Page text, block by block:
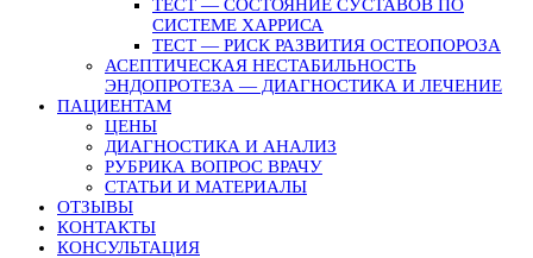
ТЕСТ — СОСТОЯНИЕ СУСТАВОВ ПО
СИСТЕМЕ ХАРРИСА
ТЕСТ — РИСК РАЗВИТИЯ ОСТЕОПОРОЗА
АСЕПТИЧЕСКАЯ НЕСТАБИЛЬНОСТЬ
ЭНДОПРОТЕЗА — ДИАГНОСТИКА И ЛЕЧЕНИЕ
ПАЦИЕНТАМ
ЦЕНЫ
ДИАГНОСТИКА И АНАЛИЗ
РУБРИКА ВОПРОС ВРАЧУ
СТАТЬИ И МАТЕРИАЛЫ
ОТЗЫВЫ
КОНТАКТЫ
КОНСУЛЬТАЦИЯ